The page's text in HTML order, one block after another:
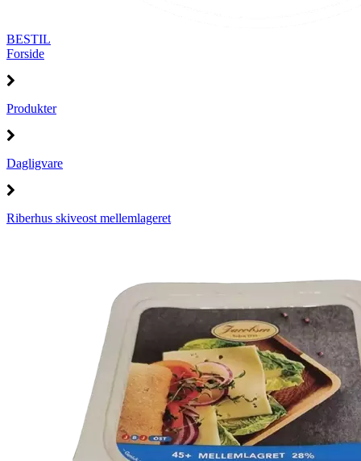
BESTIL
Forside
Produkter
Dagligvare
Riberhus skiveost mellemlageret